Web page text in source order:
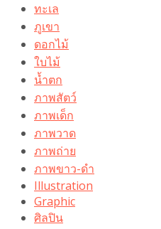
ทะเล
ภูเขา
ดอกไม้
ใบไม้
น้ำตก
ภาพสัตว์
ภาพเด็ก
ภาพวาด
ภาพถ่าย
ภาพขาว-ดำ
Illustration
Graphic
ศิลปิน